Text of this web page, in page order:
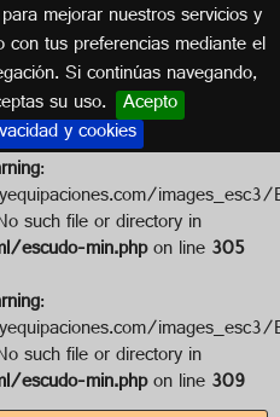
mejorar nuestros servicios y
tus preferencias mediante el
Si continúas navegando,
su uso. Acepto
y cookies
EL TINTE
:
such file or directory in
escudo-min.phpon line305
:
such file or directory in
escudo-min.phpon line309